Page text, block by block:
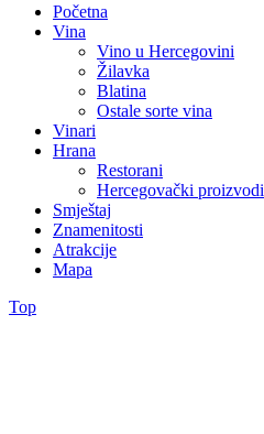
Početna
Vina
Vino u Hercegovini
Žilavka
Blatina
Ostale sorte vina
Vinari
Hrana
Restorani
Hercegovački proizvodi
Smještaj
Znamenitosti
Atrakcije
Mapa
Top